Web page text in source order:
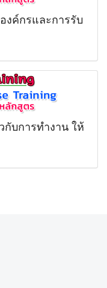
งค์กรและการรับ
กับการทำงาน ให้